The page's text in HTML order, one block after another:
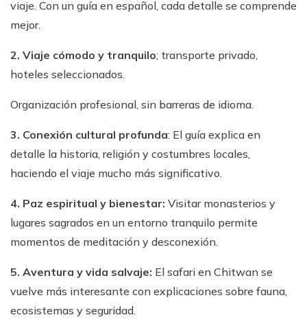
viaje. Con un guía en español, cada detalle se comprende
mejor.
2. Viaje cómodo y tranquilo; transporte privado,
hoteles seleccionados.
Organización profesional, sin barreras de idioma.
3. Conexión cultural profunda: El guía explica en
detalle la historia, religión y costumbres locales,
haciendo el viaje mucho más significativo.
4. Paz espiritual y bienestar: Visitar monasterios y
lugares sagrados en un entorno tranquilo permite
momentos de meditación y desconexión.
5. Aventura y vida salvaje: El safari en Chitwan se
vuelve más interesante con explicaciones sobre fauna,
ecosistemas y seguridad.